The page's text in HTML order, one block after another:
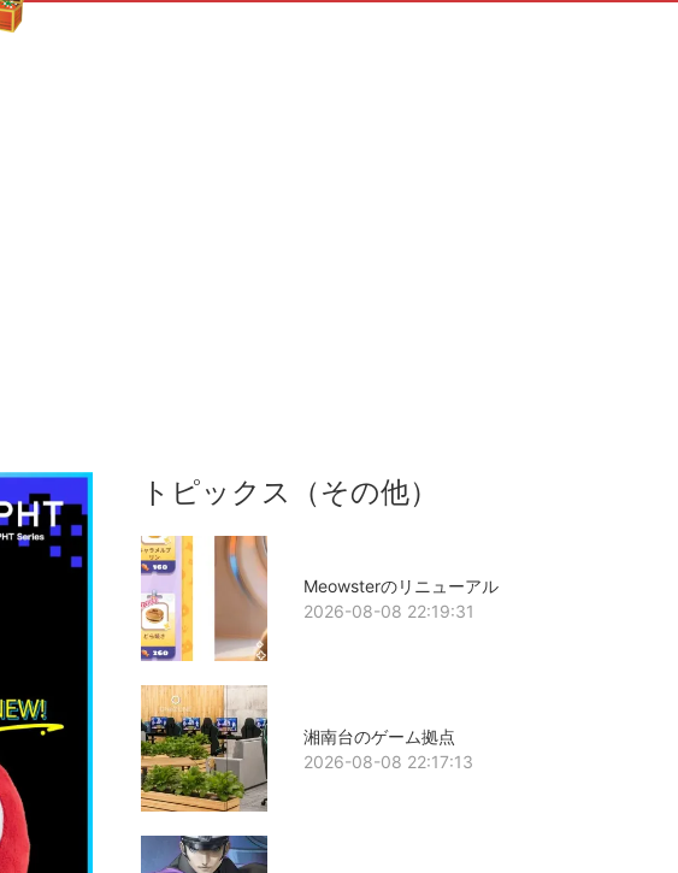
トピックス（その他）
Meowsterのリニューアル
2026-08-08 22:19:31
湘南台のゲーム拠点
2026-08-08 22:17:13